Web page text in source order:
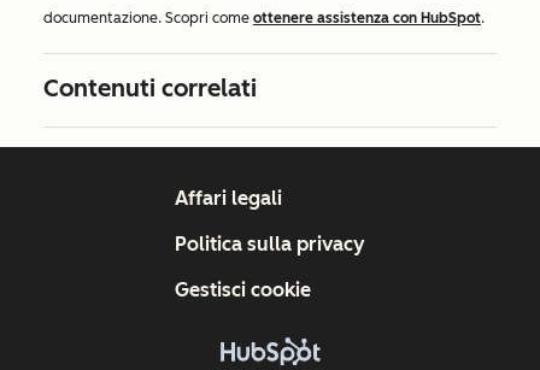
documentazione. Scopri come ottenere assistenza con HubSpot.
Contenuti correlati
Affari legali
Politica sulla privacy
Gestisci cookie